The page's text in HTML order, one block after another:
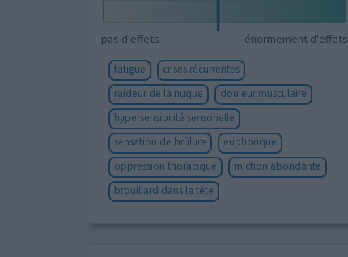
pas d'effets énormement d'effets
fatigue
crises récurrentes
raideur de la nuque
douleur musculaire
hypersensibilité sensorielle
sensation de brûlure
euphorique
oppression thoracique
miction abondante
brouillard dans la tête